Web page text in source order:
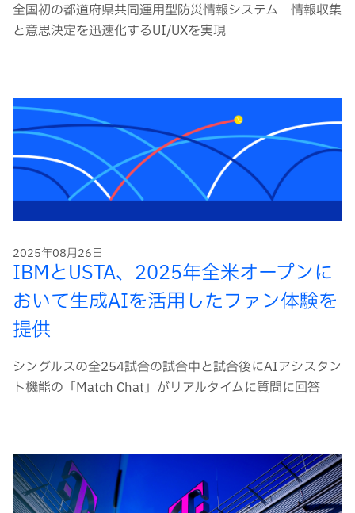
全国初の都道府県共同運用型防災情報システム 情報収集
と意思決定を迅速化するUI/UXを実現
2025年08月26日
IBMとUSTA、2025年全米オープンに
おいて生成AIを活用したファン体験を
提供
シングルスの全254試合の試合中と試合後にAIアシスタン
ト機能の「Match Chat」がリアルタイムに質問に回答